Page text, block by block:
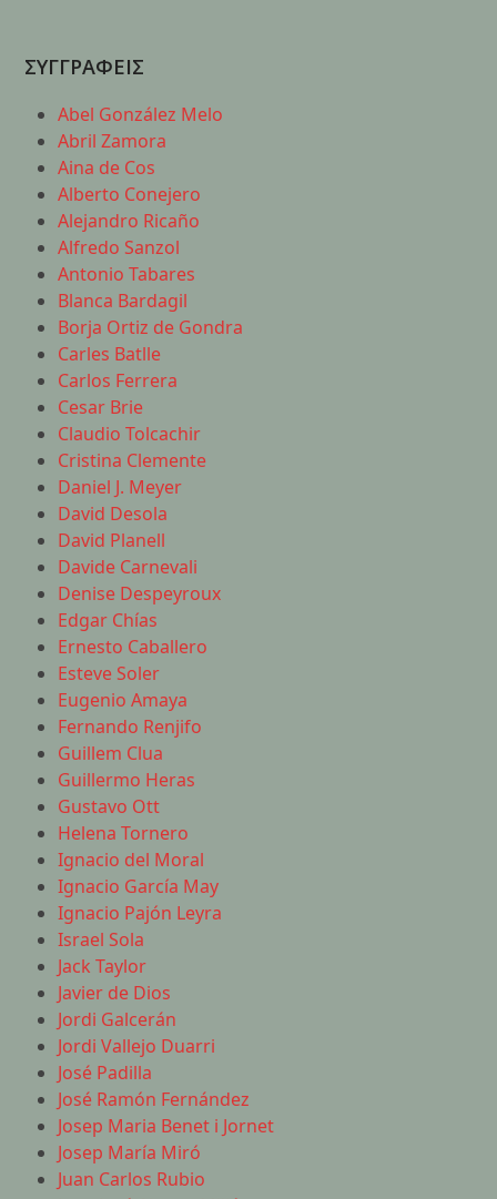
ΣΥΓΓΡΑΦΕΙΣ
Abel González Melo
Abril Zamora
Aina de Cos
Alberto Conejero
Alejandro Ricaño
Alfredo Sanzol
Antonio Tabares
Blanca Bardagil
Borja Ortiz de Gondra
Carles Batlle
Carlos Ferrera
Cesar Brie
Claudio Tolcachir
Cristina Clemente
Daniel J. Meyer
David Desola
David Planell
Davide Carnevali
Denise Despeyroux
Edgar Chías
Ernesto Caballero
Esteve Soler
Eugenio Amaya
Fernando Renjifo
Guillem Clua
Guillermo Heras
Gustavo Ott
Helena Tornero
Ignacio del Moral
Ignacio García May
Ignacio Pajón Leyra
Israel Sola
Jack Taylor
Javier de Dios
Jordi Galcerán
Jordi Vallejo Duarri
José Padilla
José Ramón Fernández
Josep Maria Benet i Jornet
Josep María Miró
Juan Carlos Rubio